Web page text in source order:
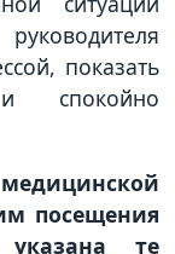
показать
спокойно
посещения
те